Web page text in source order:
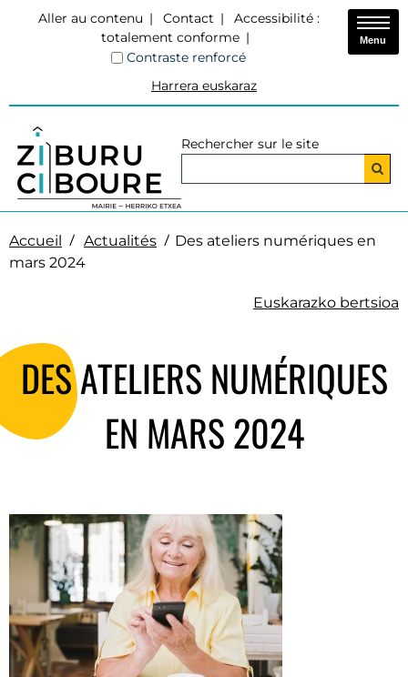
Aller au contenu Contact
Accessibilité :
totalement conforme
Contraste renforcé
Harrera euskaraz
Rechercher sur le site
Menu
Accueil Actualités
Des ateliers numériques en
mars 2024
Euskarazko bertsioa
DES ATELIERS NUMÉRIQUES
EN MARS 2024